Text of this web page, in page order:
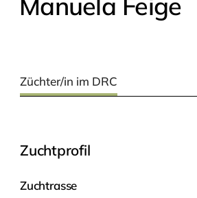
Züchter/in im DRC
Zuchtprofil
Zuchtrasse